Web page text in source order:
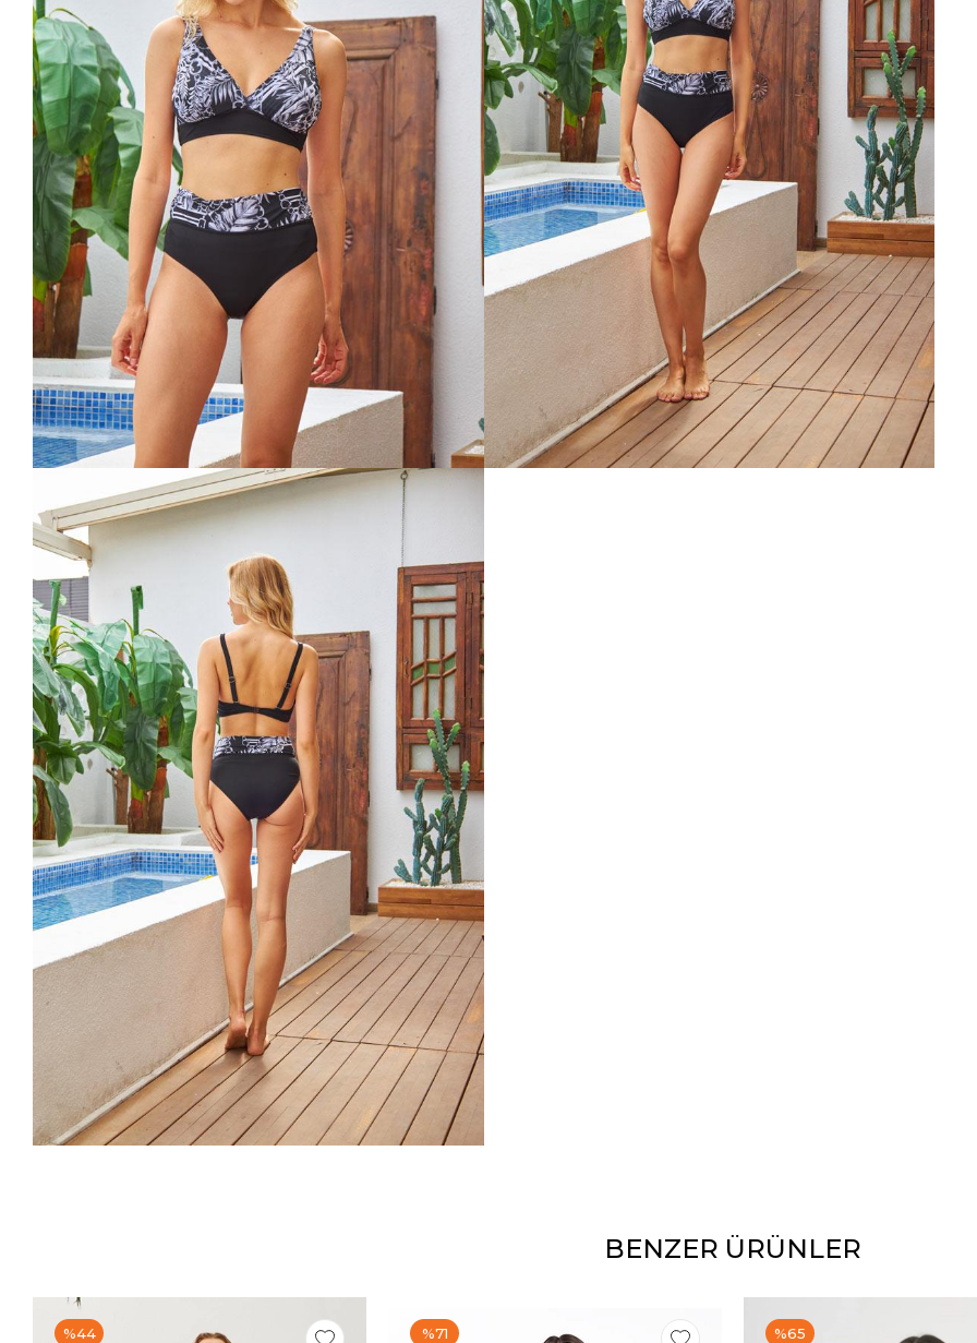
BENZER ÜRÜNLER
%44 %71 %65